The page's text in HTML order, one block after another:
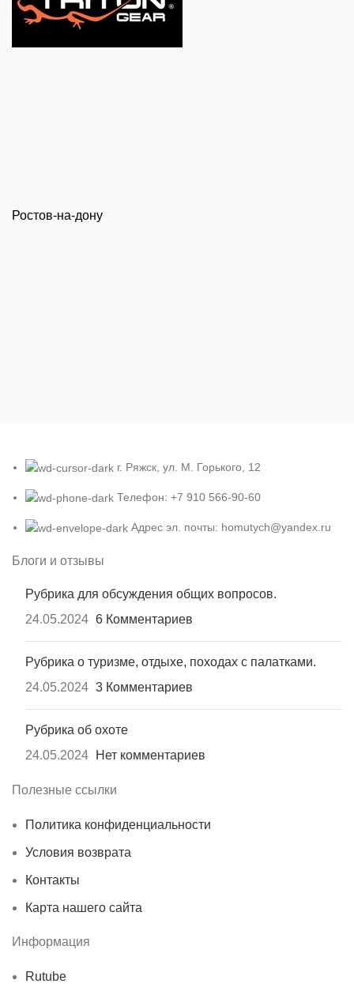
Ростов-на-дону
г. Ряжск, ул. М. Горького, 12
Телефон: +7 910 566-90-60
Адрес эл. почты: homutych@yandex.ru
Блоги и отзывы
Рубрика для обсуждения общих вопросов.
24.05.2024 6 Комментариев
Рубрика о туризме, отдыхе, походах с палатками.
24.05.2024 3 Комментариев
Рубрика об охоте
24.05.2024
Нет комментариев
Полезные ссылки
Политика конфиденциальности
Условия возврата
Контакты
Карта нашего сайта
Информация
Rutube